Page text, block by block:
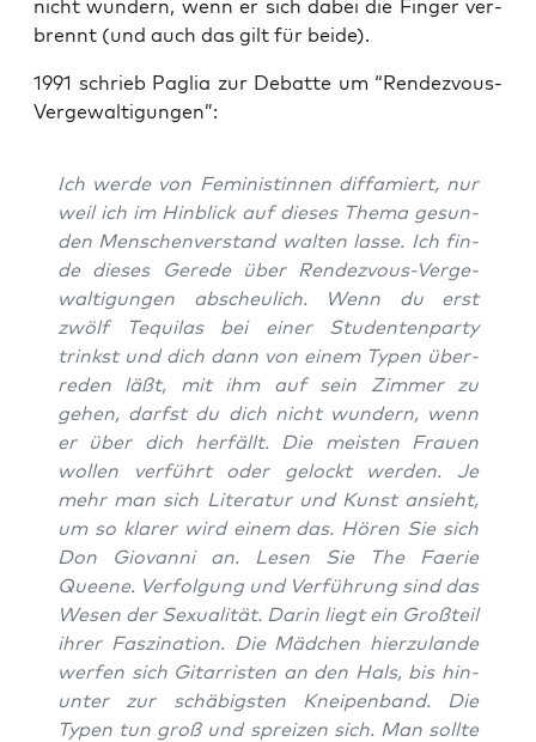
nicht wun­dern, wenn er sich dabei die Fin­ger ver­
brennt (und auch das gilt für beide).
1991 schrieb Paglia zur Debat­te um “Ren­dez­vous-
Ver­ge­wal­ti­gun­gen”:
Ich wer­de von Femi­nis­tin­nen dif­fa­miert, nur
weil ich im Hin­blick auf die­ses The­ma gesun­
den Men­schen­ver­stand wal­ten las­se. Ich fin­
de die­ses Gere­de über Ren­dez­vous-Ver­ge­
wal­ti­gun­gen abscheu­lich. Wenn du erst
zwölf Tequi­las bei einer Stu­den­ten­par­ty
trinkst und dich dann von einem Typen über­
re­den läßt, mit ihm auf sein Zim­mer zu
gehen, darfst du dich nicht wun­dern, wenn
er über dich her­fällt. Die meis­ten Frau­en
wol­len ver­führt oder gelockt wer­den. Je
mehr man sich Lite­ra­tur und Kunst ansieht,
um so kla­rer wird einem das. Hören Sie sich
Don Gio­van­nian. Lesen Sie The Fae­rie
Queene. Ver­fol­gung und Ver­füh­rung sind das
Wesen der Sexua­li­tät. Dar­in liegt ein Groß­teil
ihrer Fas­zi­na­ti­on. Die Mäd­chen hier­zu­lan­de
wer­fen sich Gitar­ris­ten an den Hals, bis hin­
un­ter zur schä­bigs­ten Knei­pen­band. Die
Typen tun groß und sprei­zen sich. Man soll­te